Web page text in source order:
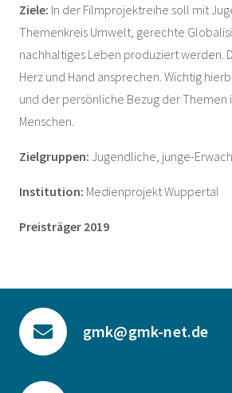
Ziele: In der Filmprojektreihe soll mit
Themenkreis Umwelt, gerechte
nachhaltiges Leben produziert werden.
Herz und Hand ansprechen. Wichtig
und der persönliche Bezug der Themen
Menschen.
Zielgruppen: Jugendliche, junge-
Institution: Medienprojekt Wuppertal
Preisträger 2019
gmk@gmk-net.de